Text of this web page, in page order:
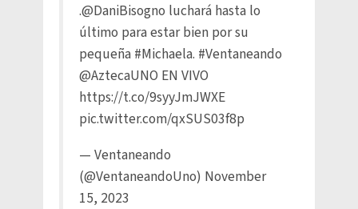
.@DaniBisogno luchará hasta lo
último para estar bien por su
pequeña #Michaela. #Ventaneando
@AztecaUNO EN VIVO
https://t.co/9syyJmJWXE
pic.twitter.com/qxSUS03f8p
— Ventaneando
(@VentaneandoUno) November
15, 2023